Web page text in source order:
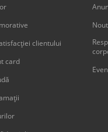
clientului
card